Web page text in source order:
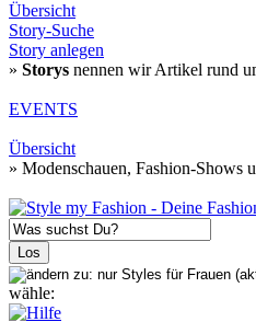
Übersicht
Story-Suche
Story anlegen
» Storys nennen wir Artikel rund
EVENTS
Übersicht
» Modenschauen, Fashion-Shows
wähle: